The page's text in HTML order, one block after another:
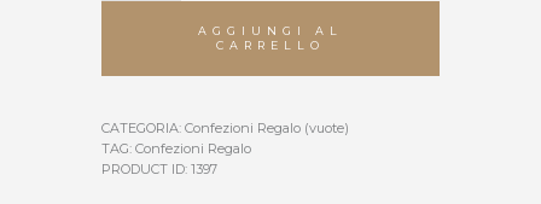
AGGIUNGI AL
CARRELLO
CATEGORIA: Confezioni Regalo (vuote)
TAG: Confezioni Regalo
PRODUCT ID: 1397